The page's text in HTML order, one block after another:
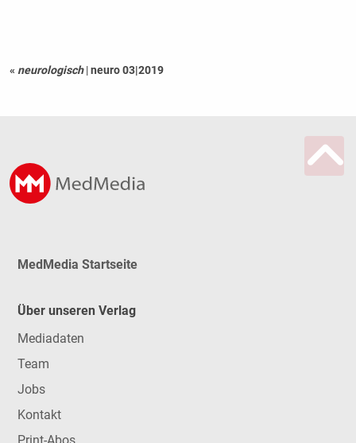
« neurologisch |neuro 03|2019
MedMedia Startseite
Über unseren Verlag
Mediadaten
Team
Jobs
Kontakt